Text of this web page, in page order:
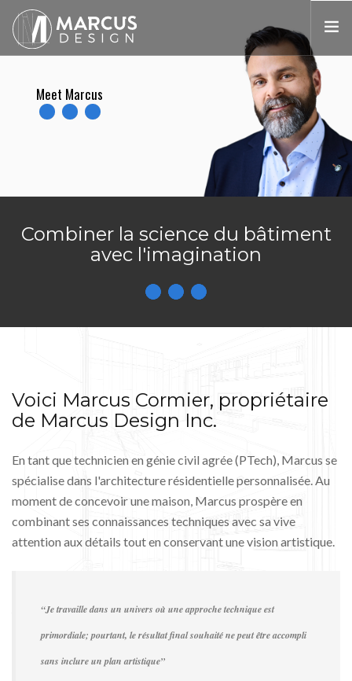
PROCESSUS
Meet Marcus
Combiner la science du bâtiment
avec l'imagination
Voici Marcus Cormier, propriétaire
de Marcus Design Inc.
En tant que technicien en génie civil agrée (PTech), Marcus se
spécialise dans l'architecture résidentielle personnalisée. Au
moment de concevoir une maison, Marcus prospère en
combinant ses connaissances techniques avec sa vive
attention aux détails tout en conservant une vision artistique.
“Je travaille dans un univers où une approche technique est
primordiale; pourtant, le résultat final souhaité ne peut être accompli
sans inclure un plan artistique”